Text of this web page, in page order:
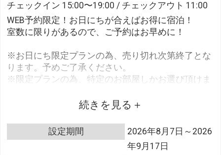
チェックイン 15:00〜19:00 / チェックアウト 11:00
WEB予約限定！お日にちが合えばお得に宿泊！
室数に限りがあるので、ご予約はお早めに！
※お日にち限定プランの為、売り切れ次第終了とな
ります。予めご了承ください。
※限定プランの為、特定のお部屋しかお選び頂けま
2025年10月8日より大江戸三つ星バイキングがスタ
ート！
市場直送の鮮魚や黒毛和牛など鮮度抜群の豪華食材
続きを見る
設定期間
2026年8月7日～2026
年9月17日